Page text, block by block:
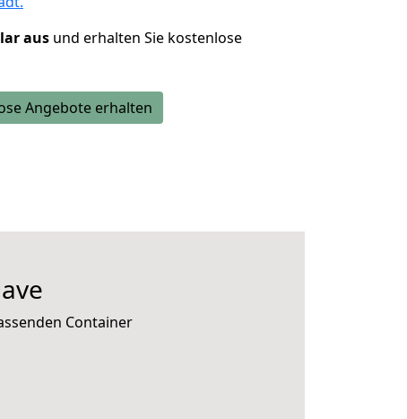
aus und erhalten Sie kostenlose
Angebote erhalten
Container